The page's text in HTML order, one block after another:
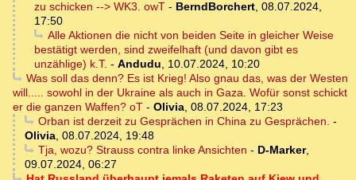
zu schicken --> WK3. owT - BerndBorchert, 08.07.2024,
17:50
Alle Aktionen die nicht von beiden Seite in gleicher Weise
bestätigt werden, sind zweifelhaft (und davon gibt es
unzählige) k.T. - Andudu, 10.07.2024, 10:20
Was soll das denn? Es ist Krieg! Also gnau das, was der Westen
will..... sowohl in der Ukraine als auch in Gaza. Wofür sonst schickt
er die ganzen Waffen? oT - Olivia, 08.07.2024, 17:23
Orban ist derzeit zu Gesprächen in China zu Gesprächen. -
Olivia, 08.07.2024, 19:48
Tja, wozu? Strauss contra linke Ansichten - D-Marker,
09.07.2024, 06:27